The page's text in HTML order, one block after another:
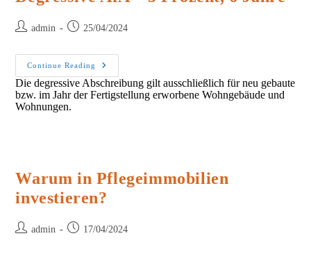
Postadmin
Post 25/04/2024
Continue Reading
Degressive
AfA
–
5
Die degressive Abschreibung gilt ausschließlich für neu gebaute
bzw. im Jahr der Fertigstellung erworbene Wohngebäude und
Wohnungen.
Warum in Pflegeimmobilien
investieren?
Postadmin
Post 17/04/2024